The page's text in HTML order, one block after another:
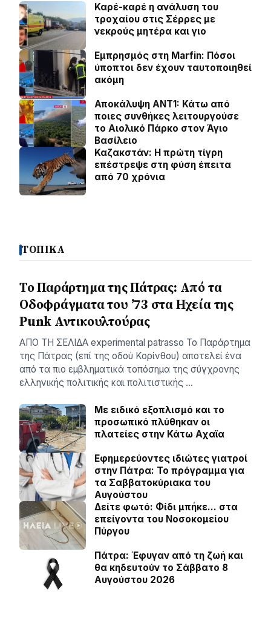
Καρέ-καρέ η ανάλυση του
τροχαίου στις Σέρρες με
νεκρούς μητέρα και γιο
Εμπρησμός στη Marfin: Πόσοι
ύποπτοι δεν έχουν ταυτοποιηθεί
ακόμη
Αποκάλυψη ΑΝΤ1: Κάτω από
ποιες συνθήκες λειτουργούσε
το Αιολικό Πάρκο στον Άγιο
Βασίλειο
Καζακστάν: Η πρώτη τίγρη
επέστρεψε στη φύση έπειτα
από 70 χρόνια
ΤΟΠΙΚΑ
Το Παράρτημα της Πάτρας: Από τα
Οδοφράγματα του ’73 στα Ηχεία της
Punk Αντικουλτούρας
ΑΠΟ ΤΗ ΣΕΛΙΔΑ experimental patrasso Το Παράρτημα
της Πάτρας (επί της οδού Κορίνθου) αποτελεί ένα
από τα πιο εμβληματικά τοπόσημα της σύγχρονης
ελληνικής πολιτικής και πολιτιστικής …
Με ειδικό εξοπλισμό και το
προσωπικό πλύθηκαν οι
πλατείες στην Κάτω Αχαϊα
Εφημερεύοντες ιδιώτες γιατροί
στην Πάτρα: Το πρόγραμμα για
τα Σαββατοκύριακα του
Αυγούστου
Δείτε φωτό: Φίδι μπήκε… στα
επείγοντα του Νοσοκομείου
Πύργου
Πάτρα: Έφυγαν από τη ζωή και
θα κηδευτούν το Σάββατο 8
Αυγούστου 2026